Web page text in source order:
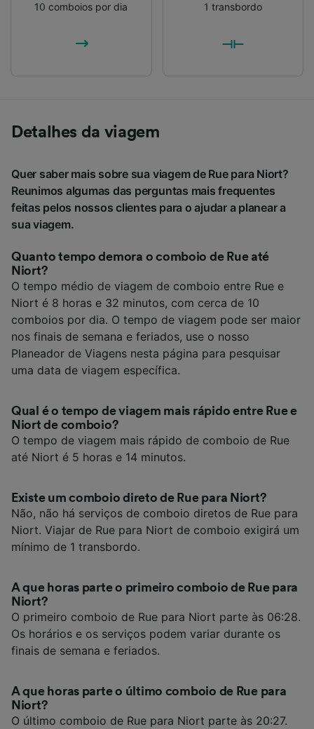
10 comboios por dia 1 transbordo
Detalhes da viagem
Quer saber mais sobre sua viagem de Rue para Niort?
Reunimos algumas das perguntas mais frequentes
feitas pelos nossos clientes para o ajudar a planear a
sua viagem.
Quanto tempo demora o comboio de Rue até
Niort?
O tempo médio de viagem de comboio entre Rue e
Niort é 8 horas e 32 minutos, com cerca de 10
comboios por dia. O tempo de viagem pode ser maior
nos finais de semana e feriados, use o nosso
Planeador de Viagens nesta página para pesquisar
uma data de viagem específica.
Qual é o tempo de viagem mais rápido entre Rue e
Niort de comboio?
O tempo de viagem mais rápido de comboio de Rue
até Niort é 5 horas e 14 minutos.
Existe um comboio direto de Rue para Niort?
Não, não há serviços de comboio diretos de Rue para
Niort. Viajar de Rue para Niort de comboio exigirá um
mínimo de 1 transbordo.
A que horas parte o primeiro comboio de Rue para
Niort?
O primeiro comboio de Rue para Niort parte às 06:28.
Os horários e os serviços podem variar durante os
finais de semana e feriados.
A que horas parte o último comboio de Rue para
Niort?
O último comboio de Rue para Niort parte às 20:27.